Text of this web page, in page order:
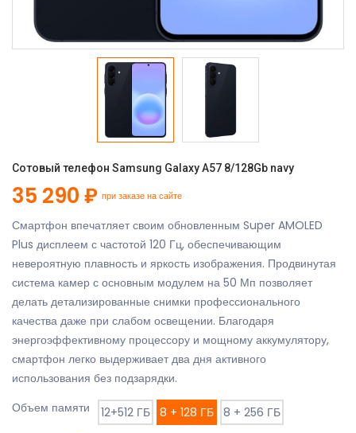
Сотовый телефон Samsung Galaxy A57 8/128Gb navy
35 290 ₽ при заказе на сайте
Смартфон впечатляет своим обновленным Super AMOLED
Plus дисплеем с частотой 120 Гц, обеспечивающим
невероятную плавность и яркость изображения. Продвинутая
система камер с основным модулем на 50 Мп позволяет
делать детализированные снимки профессионального
качества даже при слабом освещении. Благодаря
энергоэффективному процессору и мощному аккумулятору,
смартфон легко выдерживает два дня активного
использования без подзарядки.
Объем памяти
12+512 ГБ 8 + 128 ГБ 8 + 256 ГБ